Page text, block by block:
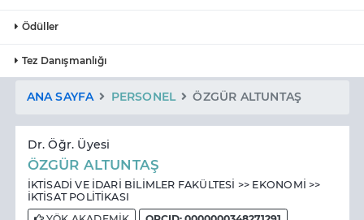
Ödüller
Tez Danışmanlığı
ANA SAYFA PERSONEL ÖZGÜR ALTUNTAŞ
Dr. Öğr. Üyesi
ÖZGÜR ALTUNTAŞ
İKTİSADİ VE İDARİ BİLİMLER FAKÜLTESİ >> EKONOMİ >>
İKTİSAT POLİTİKASI